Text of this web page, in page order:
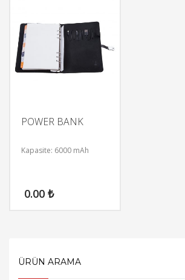
POWER BANK
Kapasite: 6000 mAh
0.00 ₺
ÜRÜN ARAMA